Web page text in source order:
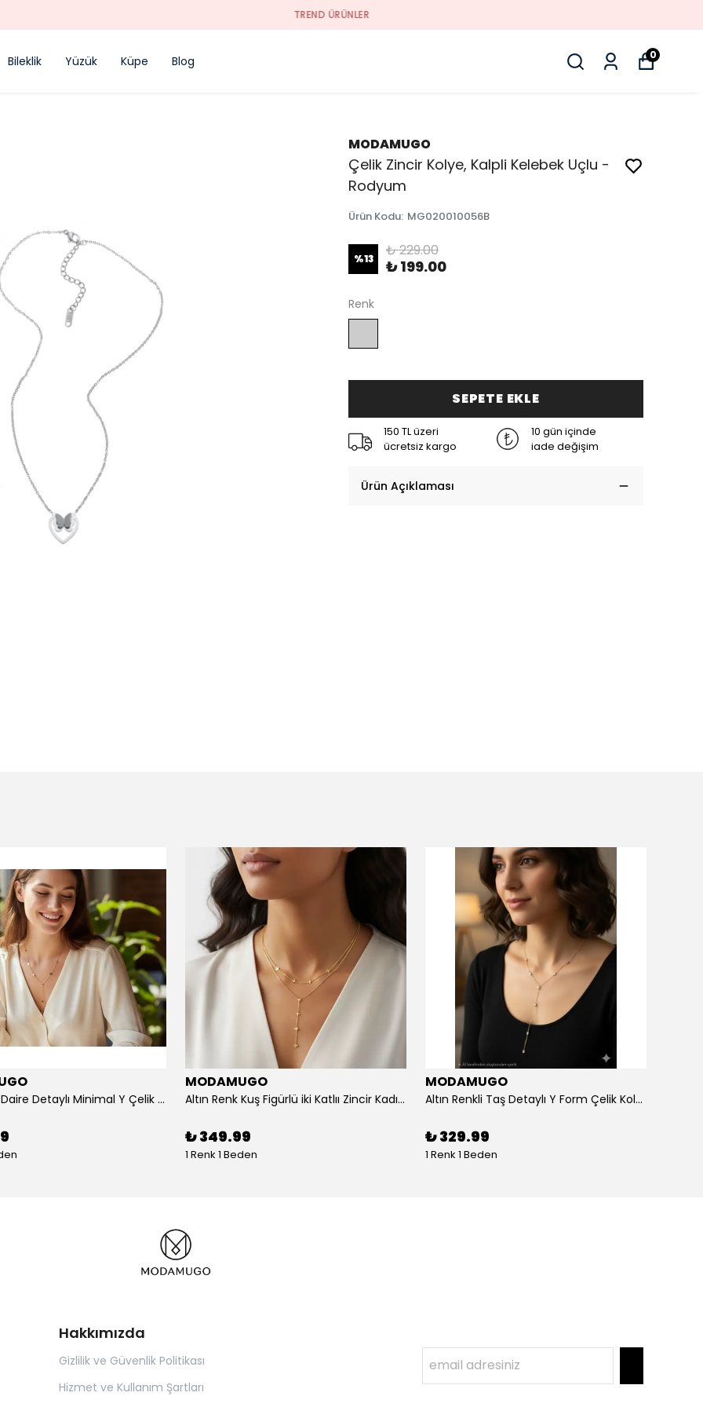
Bileklik Yüzük Küpe Blog 0
MODAMUGO
Çelik Zincir Kolye, Kalpli Kelebek Uçlu -
Rodyum
Ürün Kodu: MG020010056B
%13 ₺ 229.00
₺ 199.00
Renk
SEPETE EKLE
150 TL üzeri
ücretsiz kargo
10 gün içinde
iade değişim
Ürün Açıklaması
Altın Renk Daire Detaylı Minimal Y Çelik Kolye
MODAMUGO
Altın Renk Kuş Figürlü iki Katlıı Zincir Kadın Y Kolye
₺ 349.99
1 Renk 1 Beden
MODAMUGO
Altın Renkli Taş Detaylı Y Form Çelik Kolye
₺ 329.99
1 Renk 1 Beden
Hakkımızda
Gizlilik ve Güvenlik Politikası
Hizmet ve Kullanım Şartları